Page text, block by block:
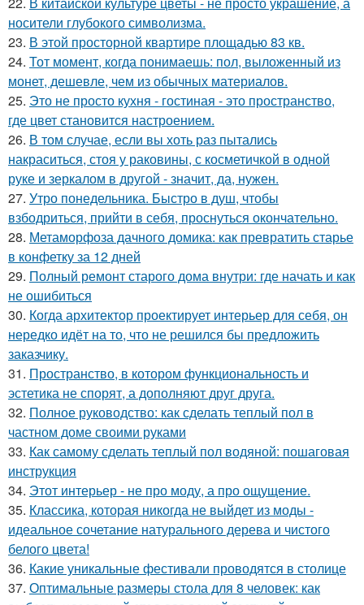
носители глубокого символизма.
23. В этой просторной квартире площадью 83 кв.
24. Тот момент, когда понимаешь: пол, выложенный из
монет, дешевле, чем из обычных материалов.
25. Это не просто кухня - гостиная - это пространство,
где цвет становится настроением.
26. В том случае, если вы хоть раз пытались
накраситься, стоя у раковины, с косметичкой в одной
руке и зеркалом в другой - значит, да, нужен.
27. Утро понедельника. Быстро в душ, чтобы
взбодриться, прийти в себя, проснуться окончательно.
28. Метаморфоза дачного домика: как превратить старье
в конфетку за 12 дней
29. Полный ремонт старого дома внутри: где начать и как
не ошибиться
30. Когда архитектор проектирует интерьер для себя, он
нередко идёт на то, что не решился бы предложить
заказчику.
31. Пространство, в котором функциональность и
эстетика не спорят, а дополняют друг друга.
32. Полное руководство: как сделать теплый пол в
частном доме своими руками
33. Как самому сделать теплый пол водяной: пошаговая
инструкция
34. Этот интерьер - не про моду, а про ощущение.
35. Классика, которая никогда не выйдет из моды -
идеальное сочетание натурального дерева и чистого
белого цвета!
36. Какие уникальные фестивали проводятся в столице
37. Оптимальные размеры стола для 8 человек: как